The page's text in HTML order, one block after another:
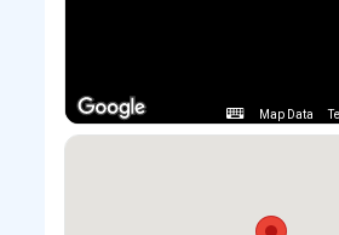
Map Data